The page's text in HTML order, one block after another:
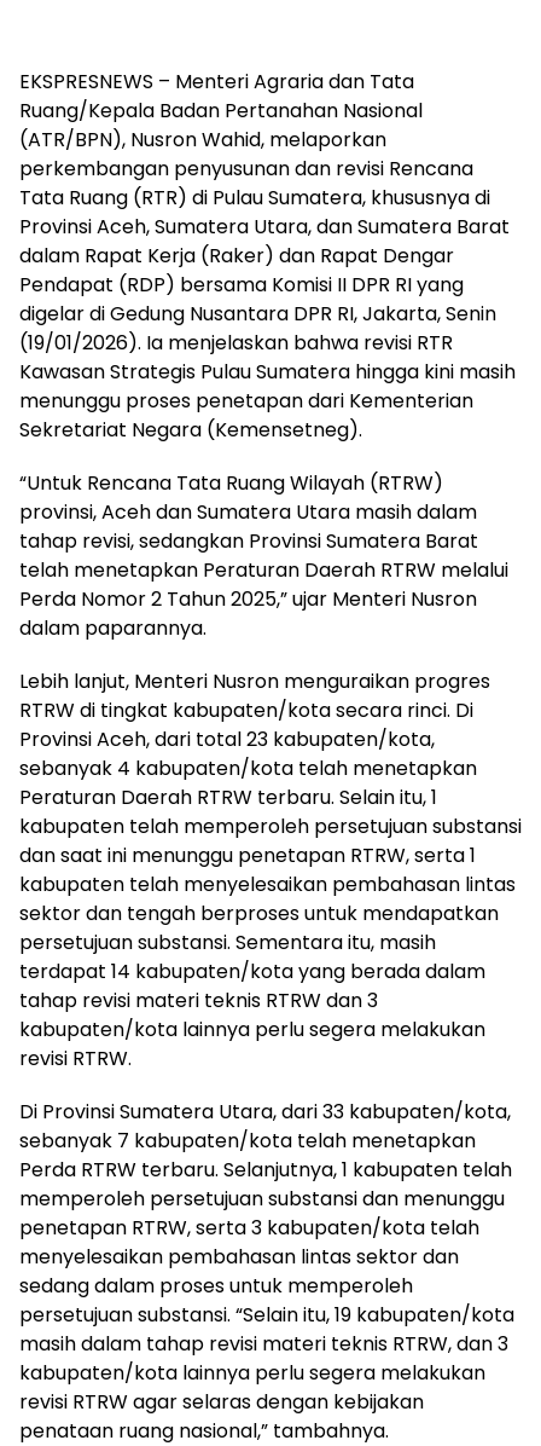
EKSPRESNEWS – Menteri Agraria dan Tata
Ruang/Kepala Badan Pertanahan Nasional
(ATR/BPN), Nusron Wahid, melaporkan
perkembangan penyusunan dan revisi Rencana
Tata Ruang (RTR) di Pulau Sumatera, khususnya di
Provinsi Aceh, Sumatera Utara, dan Sumatera Barat
dalam Rapat Kerja (Raker) dan Rapat Dengar
Pendapat (RDP) bersama Komisi II DPR RI yang
digelar di Gedung Nusantara DPR RI, Jakarta, Senin
(19/01/2026). Ia menjelaskan bahwa revisi RTR
Kawasan Strategis Pulau Sumatera hingga kini masih
menunggu proses penetapan dari Kementerian
Sekretariat Negara (Kemensetneg).
“Untuk Rencana Tata Ruang Wilayah (RTRW)
provinsi, Aceh dan Sumatera Utara masih dalam
tahap revisi, sedangkan Provinsi Sumatera Barat
telah menetapkan Peraturan Daerah RTRW melalui
Perda Nomor 2 Tahun 2025,” ujar Menteri Nusron
dalam paparannya.
Lebih lanjut, Menteri Nusron menguraikan progres
RTRW di tingkat kabupaten/kota secara rinci. Di
Provinsi Aceh, dari total 23 kabupaten/kota,
sebanyak 4 kabupaten/kota telah menetapkan
Peraturan Daerah RTRW terbaru. Selain itu, 1
kabupaten telah memperoleh persetujuan substansi
dan saat ini menunggu penetapan RTRW, serta 1
kabupaten telah menyelesaikan pembahasan lintas
sektor dan tengah berproses untuk mendapatkan
persetujuan substansi. Sementara itu, masih
terdapat 14 kabupaten/kota yang berada dalam
tahap revisi materi teknis RTRW dan 3
kabupaten/kota lainnya perlu segera melakukan
revisi RTRW.
Di Provinsi Sumatera Utara, dari 33 kabupaten/kota,
sebanyak 7 kabupaten/kota telah menetapkan
Perda RTRW terbaru. Selanjutnya, 1 kabupaten telah
memperoleh persetujuan substansi dan menunggu
penetapan RTRW, serta 3 kabupaten/kota telah
menyelesaikan pembahasan lintas sektor dan
sedang dalam proses untuk memperoleh
persetujuan substansi. “Selain itu, 19 kabupaten/kota
masih dalam tahap revisi materi teknis RTRW, dan 3
kabupaten/kota lainnya perlu segera melakukan
revisi RTRW agar selaras dengan kebijakan
penataan ruang nasional,” tambahnya.